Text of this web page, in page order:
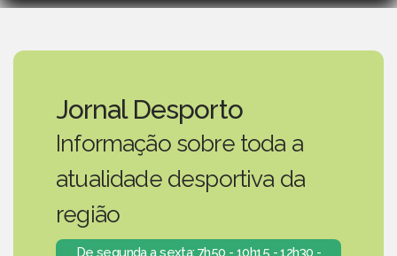
Jornal Desporto
Informação sobre toda a
atualidade desportiva da
região
De segunda a sexta: 7h50 - 10h15 - 12h30 -